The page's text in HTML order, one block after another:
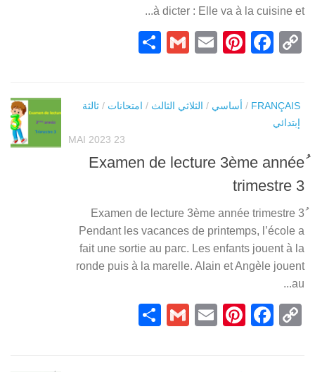
à dicter : Elle va à la cuisine et...
Copy
Facebook
Pinterest
Email
Gmail
FRANÇAIS
/ أساسي / الثلاثي الثالث / امتحانات / ثالثة
إبتدائي
23 MAI 2023
ُExamen de lecture 3ème année
trimestre 3
ُExamen de lecture 3ème année trimestre 3
Pendant les vacances de printemps, l’école a
fait une sortie au parc. Les enfants jouent à la
ronde puis à la marelle. Alain et Angèle jouent
au...
Copy
Facebook
Pinterest
Email
Gmail